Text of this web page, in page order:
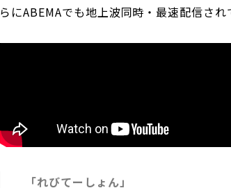
らにABEMAでも地上波同時・最速配信され
「れびてーしょん」